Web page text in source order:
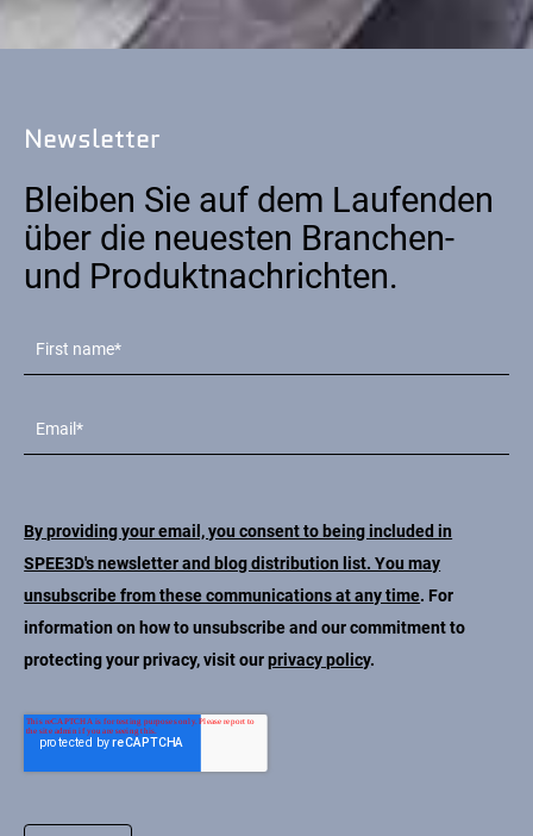
Newsletter
Bleiben Sie auf dem Laufenden
über die neuesten Branchen-
und Produktnachrichten.
By providing your email, you consent to being included in
SPEE3D's newsletter and blog distribution list. You may
unsubscribe from these communications at any time. For
information on how to unsubscribe and our commitment to
protecting your privacy, visit ourprivacy policy.